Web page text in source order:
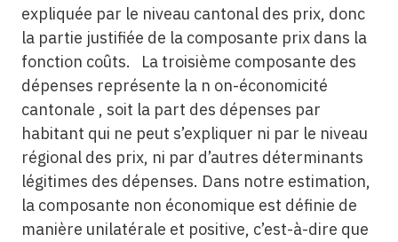
expliquée par le niveau cantonal des prix, donc
la partie justifiée de la composante prix dans la
fonction coûts. La troisième composante des
dépenses représente la n on-économicité
cantonale , soit la part des dépenses par
habitant qui ne peut s’expliquer ni par le niveau
régional des prix, ni par d’autres déterminants
légitimes des dépenses. Dans notre estimation,
la composante non économique est définie de
manière unilatérale et positive, c’est-à-dire que